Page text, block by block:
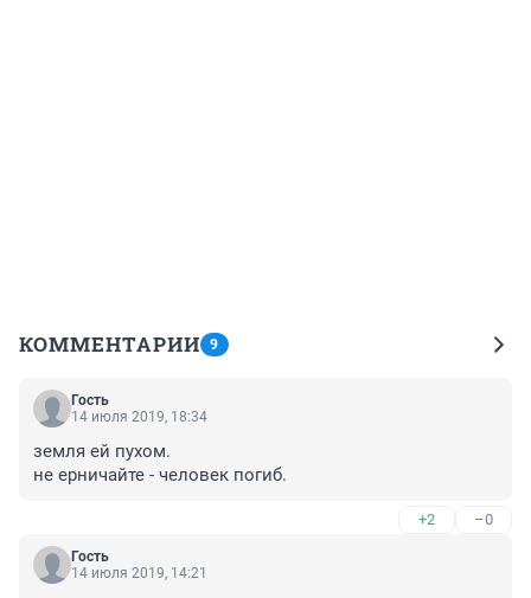
КОММЕНТАРИИ 9
Гость
14 июля 2019, 18:34
земля ей пухом.
не ерничайте - человек погиб.
+2 –0
Гость
14 июля 2019, 14:21